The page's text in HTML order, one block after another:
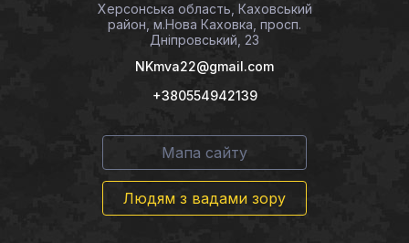
Херсонська область, Каховський
район, м.Нова Каховка, просп.
Дніпровський, 23
NKmva22@gmail.com
+380554942139
Мапа сайту
Людям з вадами зору